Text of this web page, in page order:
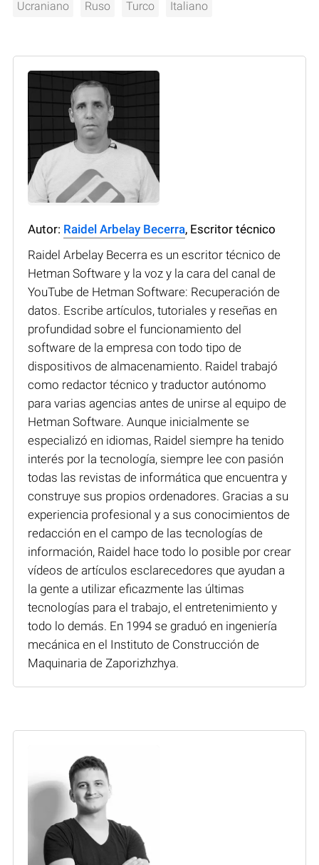
Ucraniano Ruso Turco Italiano
Autor: Raidel Arbelay Becerra, Escritor técnico
Raidel Arbelay Becerra es un escritor técnico de
Hetman Software y la voz y la cara del canal de
YouTube de Hetman Software: Recuperación de
datos. Escribe artículos, tutoriales y reseñas en
profundidad sobre el funcionamiento del
software de la empresa con todo tipo de
dispositivos de almacenamiento. Raidel trabajó
como redactor técnico y traductor autónomo
para varias agencias antes de unirse al equipo de
Hetman Software. Aunque inicialmente se
especializó en idiomas, Raidel siempre ha tenido
interés por la tecnología, siempre lee con pasión
todas las revistas de informática que encuentra y
construye sus propios ordenadores. Gracias a su
experiencia profesional y a sus conocimientos de
redacción en el campo de las tecnologías de
información, Raidel hace todo lo posible por crear
vídeos de artículos esclarecedores que ayudan a
la gente a utilizar eficazmente las últimas
tecnologías para el trabajo, el entretenimiento y
todo lo demás. En 1994 se graduó en ingeniería
mecánica en el Instituto de Construcción de
Maquinaria de Zaporizhzhya.